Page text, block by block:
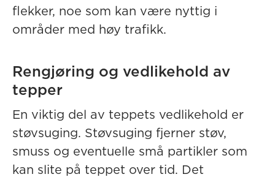
flekker, noe som kan være nyttig i
områder med høy trafikk.
Rengjøring og vedlikehold av
tepper
En viktig del av teppets vedlikehold er
støvsuging. Støvsuging fjerner støv,
smuss og eventuelle små partikler som
kan slite på teppet over tid. Det